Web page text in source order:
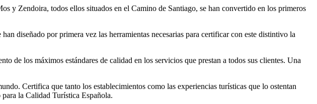
y Zendoira, todos ellos situados en el Camino de Santiago, se han convertido en los primeros
diseñado por primera vez las herramientas necesarias para certificar con este distintivo la
de los máximos estándares de calidad en los servicios que prestan a todos sus clientes. Una
Certifica que tanto los establecimientos como las experiencias turísticas que lo ostentan
la Calidad Turística Española.